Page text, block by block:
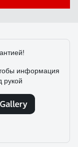
информация
рукой